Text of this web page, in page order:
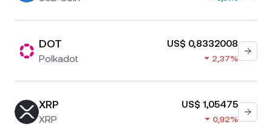
DOT
Polkadot
US$ 0,8332008
2,37%
XRP
XRP
US$ 1,05475
0,92%